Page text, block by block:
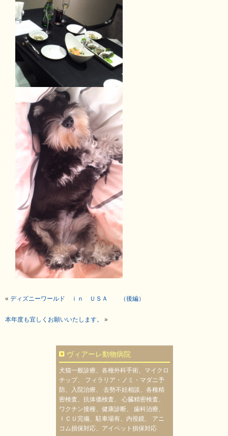
« ディズニーワールド ｉｎ ＵＳＡ （後編）
本年度も宜しくお願いいたします。 »
ヴィアーレ動物病院
犬猫一般診療、各種外科手術、マイクロ
チップ、 フィラリア・ノミ・マダニ予
防、入院治療、 去勢不妊相談、各種精
密検査、抗体価検査、 心臓精密検査、
ワクチン接種、健康診断、 歯科治療、
ＩＣＵ完備、駐車場有、内視鏡、 アニ
コム損保対応、アイペット損保対応